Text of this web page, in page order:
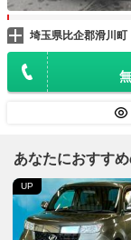
埼玉県比企郡滑川町
あなたにおすす
UP